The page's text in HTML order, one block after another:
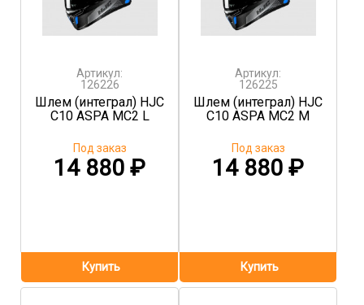
Артикул:
126226
Шлем (интеграл) HJC
C10 ASPA MC2 L
14 880 ₽
Под заказ
Артикул:
126225
Шлем (интеграл) HJC
C10 ASPA MC2 M
14 880₽
Под заказ